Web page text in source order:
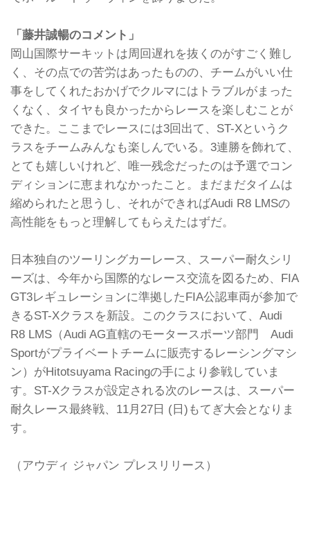
「藤井誠暢のコメント」
岡山国際サーキットは周回遅れを抜くのがすごく難し
く、その点での苦労はあったものの、チームがいい仕
事をしてくれたおかげでクルマにはトラブルがまった
くなく、タイヤも良かったからレースを楽しむことが
できた。ここまでレースには3回出て、ST-Xというク
ラスをチームみんなも楽しんでいる。3連勝を飾れて、
とても嬉しいけれど、唯一残念だったのは予選でコン
ディションに恵まれなかったこと。まだまだタイムは
縮められたと思うし、それができればAudi R8 LMSの
高性能をもっと理解してもらえたはずだ。
日本独自のツーリングカーレース、スーパー耐久シリ
ーズは、今年から国際的なレース交流を図るため、FIA
GT3レギュレーションに準拠したFIA公認車両が参加で
きるST-Xクラスを新設。このクラスにおいて、Audi
R8 LMS（Audi AG直轄のモータースポーツ部門 Audi
Sportがプライベートチームに販売するレーシングマシ
ン）がHitotsuyama Racingの手により参戦していま
す。ST-Xクラスが設定される次のレースは、スーパー
耐久レース最終戦、11月27日 (日)もてぎ大会となりま
す。
（アウディ ジャパン プレスリリース）